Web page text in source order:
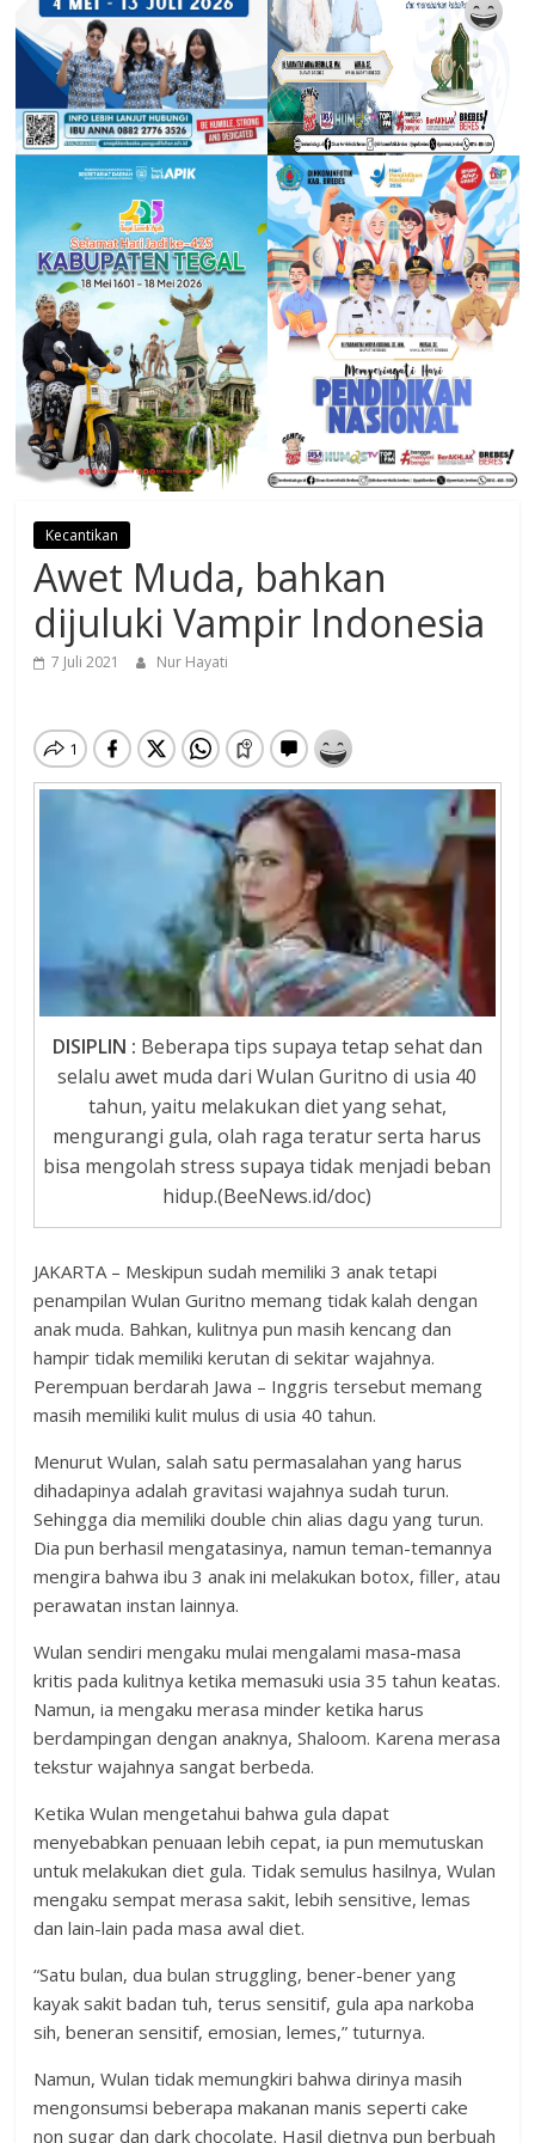
Kecantikan
Awet Muda, bahkan
dijuluki Vampir Indonesia
7 Juli 2021 Nur Hayati
DISIPLIN : Beberapa tips supaya tetap sehat dan
selalu awet muda dari Wulan Guritno di usia 40
tahun, yaitu melakukan diet yang sehat,
mengurangi gula, olah raga teratur serta harus
bisa mengolah stress supaya tidak menjadi beban
hidup.(BeeNews.id/doc)
JAKARTA – Meskipun sudah memiliki 3 anak tetapi
penampilan Wulan Guritno memang tidak kalah dengan
anak muda. Bahkan, kulitnya pun masih kencang dan
hampir tidak memiliki kerutan di sekitar wajahnya.
Perempuan berdarah Jawa – Inggris tersebut memang
masih memiliki kulit mulus di usia 40 tahun.
Menurut Wulan, salah satu permasalahan yang harus
dihadapinya adalah gravitasi wajahnya sudah turun.
Sehingga dia memiliki double chin alias dagu yang turun.
Dia pun berhasil mengatasinya, namun teman-temannya
mengira bahwa ibu 3 anak ini melakukan botox, filler, atau
perawatan instan lainnya.
Wulan sendiri mengaku mulai mengalami masa-masa
kritis pada kulitnya ketika memasuki usia 35 tahun keatas.
Namun, ia mengaku merasa minder ketika harus
berdampingan dengan anaknya, Shaloom. Karena merasa
tekstur wajahnya sangat berbeda.
Ketika Wulan mengetahui bahwa gula dapat
menyebabkan penuaan lebih cepat, ia pun memutuskan
untuk melakukan diet gula. Tidak semulus hasilnya, Wulan
mengaku sempat merasa sakit, lebih sensitive, lemas
dan lain-lain pada masa awal diet.
“Satu bulan, dua bulan struggling, bener-bener yang
kayak sakit badan tuh, terus sensitif, gula apa narkoba
sih, beneran sensitif, emosian, lemes,” tuturnya.
Namun, Wulan tidak memungkiri bahwa dirinya masih
mengonsumsi beberapa makanan manis seperti cake
non sugar dan dark chocolate. Hasil dietnya pun berbuah